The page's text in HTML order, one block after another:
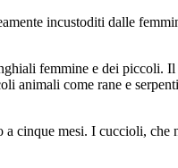
incustoditi dalle
femmine e dei piccoli.
come rane e
cinque mesi. I cuccioli,